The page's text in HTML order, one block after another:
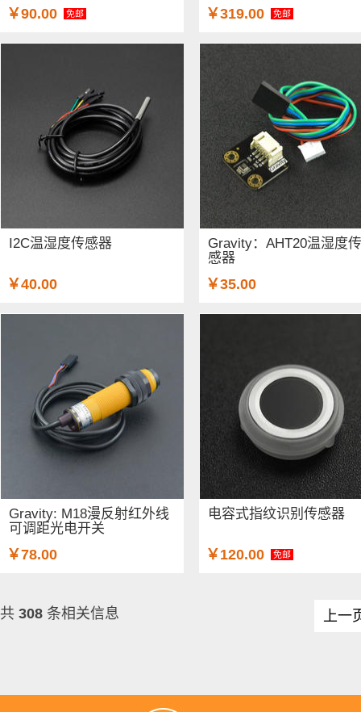
￥90.00 免邮 ￥319.00 免邮
I2C温湿度传感器
￥40.00
Gravity：AHT20温湿度传
感器
￥35.00
Gravity: M18漫反射红外线
可调距光电开关
￥78.00
电容式指纹识别传感器
￥120.00 免邮
共 308 条相关信息 上一